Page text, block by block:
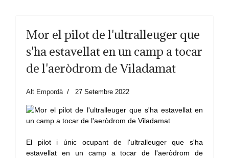
Mor el pilot de l'ultralleuger que
s'ha estavellat en un camp a tocar
de l'aeròdrom de Viladamat
Alt Empordà 27 Setembre 2022
El pilot i únic ocupant de l'ultralleuger que s'ha
estavellat en un camp a tocar de l'aeròdrom de